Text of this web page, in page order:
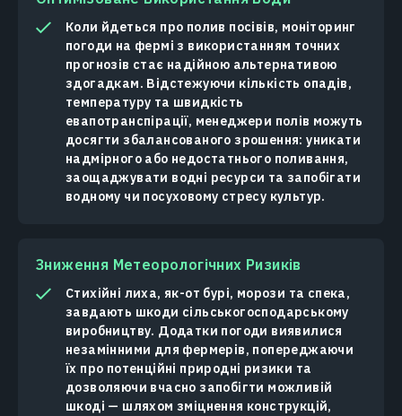
Коли йдеться про полив посівів, моніторинг
погоди на фермі з використанням точних
прогнозів стає надійною альтернативою
здогадкам. Відстежуючи кількість опадів,
температуру та швидкість
евапотранспірації, менеджери полів можуть
досягти збалансованого зрошення: уникати
надмірного або недостатнього поливання,
заощаджувати водні ресурси та запобігати
водному чи посуховому стресу культур.
Зниження Метеорологічних Ризиків
Стихійні лиха, як-от бурі, морози та спека,
завдають шкоди сільськогосподарському
виробництву. Додатки погоди виявилися
незамінними для фермерів, попереджаючи
їх про потенційні природні ризики та
дозволяючи вчасно запобігти можливій
шкоді — шляхом зміцнення конструкцій,